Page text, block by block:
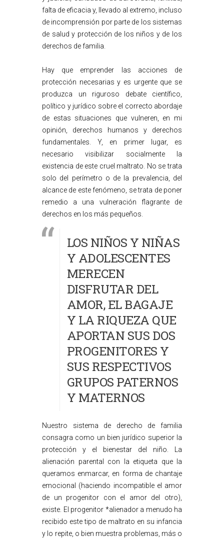
falta de eficacia y, llevado al extremo, incluso
de incomprensión por parte de los sistemas
de salud y protección de los niños y de los
derechos de familia.
Hay que emprender las acciones de
protección necesarias y es urgente que se
produzca un riguroso debate científico,
político y jurídico sobre el correcto abordaje
de estas situaciones que vulneren, en mi
opinión, derechos humanos y derechos
fundamentales. Y, en primer lugar, es
necesario visibilizar socialmente la
existencia de este cruel maltrato. No se trata
solo del perímetro o de la prevalencia, del
alcance de este fenómeno, se trata de poner
remedio a una vulneración flagrante de
derechos en los más pequeños.
LOS NIÑOS Y NIÑAS
Y ADOLESCENTES
MERECEN
DISFRUTAR DEL
AMOR, EL BAGAJE
Y LA RIQUEZA QUE
APORTAN SUS DOS
PROGENITORES Y
SUS RESPECTIVOS
GRUPOS PATERNOS
Y MATERNOS
Nuestro sistema de derecho de familia
consagra como un bien jurídico superior la
protección y el bienestar del niño. La
alienación parental con la etiqueta que la
queramos enmarcar, en forma de chantaje
emocional (haciendo incompatible el amor
de un progenitor con el amor del otro),
existe. El progenitor *alienador a menudo ha
recibido este tipo de maltrato en su infancia
y lo repite, o bien muestra problemas, más o